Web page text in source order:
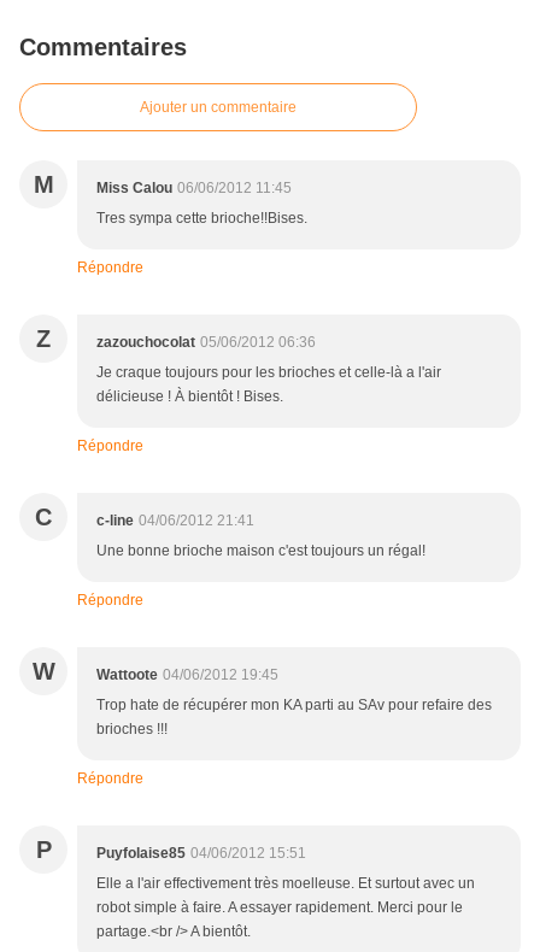
Commentaires
Ajouter un commentaire
M Miss Calou 06/06/2012 11:45
Tres sympa cette brioche!!Bises.
Répondre
Z zazouchocolat 05/06/2012 06:36
Je craque toujours pour les brioches et celle-là a l'air
délicieuse ! À bientôt ! Bises.
Répondre
C c-line 04/06/2012 21:41
Une bonne brioche maison c'est toujours un régal!
Répondre
W Wattoote 04/06/2012 19:45
Trop hate de récupérer mon KA parti au SAv pour refaire des
brioches !!!
Répondre
P Puyfolaise85 04/06/2012 15:51
Elle a l'air effectivement très moelleuse. Et surtout avec un
robot simple à faire. A essayer rapidement. Merci pour le
partage.<br /> A bientôt.